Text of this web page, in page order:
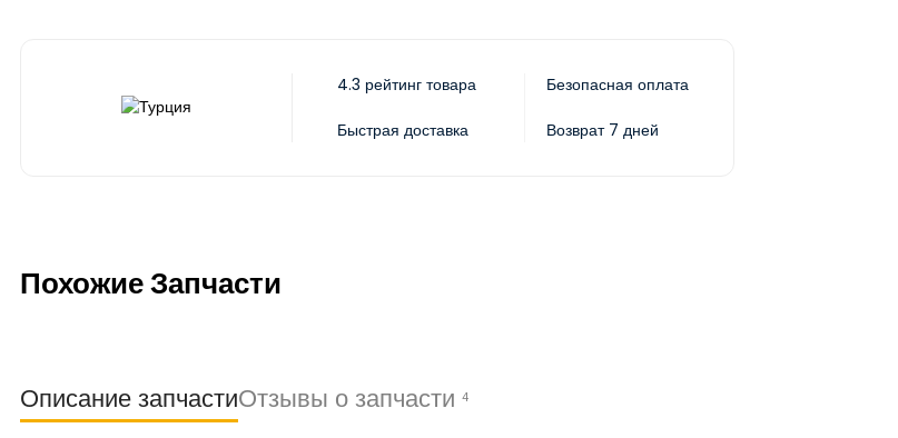
4.3 рейтинг товара Безопасная оплата
Быстрая доставка Возврат 7 дней
Похожие Запчасти
Описание запчастиОтзывы о запчасти 4